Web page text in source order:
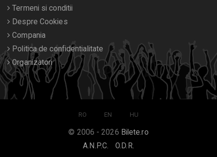
Termeni si conditii
Despre Cookies
Compania
Politica de confidentialitate
Organizatori
RO EN HU
© 2006 - 2026 Bilete.ro
A.N.P.C.
O.D.R.